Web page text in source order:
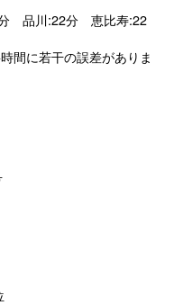
品川:22分 恵比寿:22
間に若干の誤差がありま